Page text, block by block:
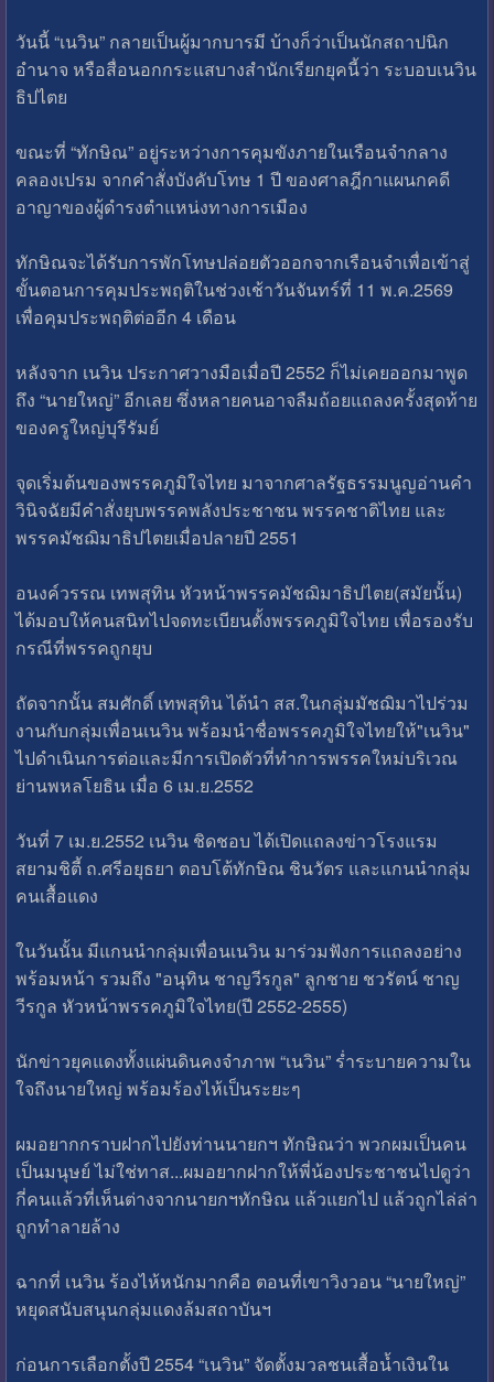
วันนี้ “เนวิน” กลายเป็นผู้มากบารมี บ้างก็ว่าเป็นนักสถาปนิก
อำนาจ หรือสื่อนอกกระแสบางสำนักเรียกยุคนี้ว่า ระบอบเนวิน
ธิปไตย
ขณะที่ “ทักษิณ” อยู่ระหว่างการคุมขังภายในเรือนจำกลาง
คลองเปรม จากคำสั่งบังคับโทษ 1 ปี ของศาลฎีกาแผนกคดี
อาญาของผู้ดำรงตำแหน่งทางการเมือง
ทักษิณจะได้รับการพักโทษปล่อยตัวออกจากเรือนจำเพื่อเข้าสู่
ขั้นตอนการคุมประพฤติในช่วงเช้าวันจันทร์ที่ 11 พ.ค.2569
เพื่อคุมประพฤติต่ออีก 4 เดือน
หลังจาก เนวิน ประกาศวางมือเมื่อปี 2552 ก็ไม่เคยออกมาพูด
ถึง “นายใหญ่” อีกเลย ซึ่งหลายคนอาจลืมถ้อยแถลงครั้งสุดท้าย
ของครูใหญ่บุรีรัมย์
จุดเริ่มต้นของพรรคภูมิใจไทย มาจากศาลรัฐธรรมนูญอ่านคำ
วินิจฉัยมีคำสั่งยุบพรรคพลังประชาชน พรรคชาติไทย และ
พรรคมัชฌิมาธิปไตยเมื่อปลายปี 2551
อนงค์วรรณ เทพสุทิน หัวหน้าพรรคมัชฌิมาธิปไตย(สมัยนั้น)
ได้มอบให้คนสนิทไปจดทะเบียนตั้งพรรคภูมิใจไทย เพื่อรองรับ
กรณีที่พรรคถูกยุบ
ถัดจากนั้น สมศักดิ์ เทพสุทิน ได้นำ สส.ในกลุ่มมัชฌิมาไปร่วม
งานกับกลุ่มเพื่อนเนวิน พร้อมนำชื่อพรรคภูมิใจไทยให้"เนวิน"
ไปดำเนินการต่อและมีการเปิดตัวที่ทำการพรรคใหม่บริเวณ
ย่านพหลโยธิน เมื่อ 6 เม.ย.2552
วันที่ 7 เม.ย.2552 เนวิน ชิดชอบ ได้เปิดแถลงข่าวโรงแรม
สยามชิตี้ ถ.ศรีอยุธยา ตอบโต้ทักษิณ ชินวัตร และแกนนำกลุ่ม
คนเสื้อแดง
ในวันนั้น มีแกนนำกลุ่มเพื่อนเนวิน มาร่วมฟังการแถลงอย่าง
พร้อมหน้า รวมถึง "อนุทิน ชาญวีรกูล" ลูกชาย ชวรัตน์ ชาญ
วีรกูล หัวหน้าพรรคภูมิใจไทย(ปี 2552-2555)
นักข่าวยุคแดงทั้งแผ่นดินคงจำภาพ “เนวิน” ร่ำระบายความใน
ใจถึงนายใหญ่ พร้อมร้องไห้เป็นระยะๆ
ผมอยากกราบฝากไปยังท่านนายกฯ ทักษิณว่า พวกผมเป็นคน
เป็นมนุษย์ ไม่ใช่ทาส...ผมอยากฝากให้พี่น้องประชาชนไปดูว่า
กี่คนแล้วที่เห็นต่างจากนายกฯทักษิณ แล้วแยกไป แล้วถูกไล่ล่า
ถูกทำลายล้าง
ฉากที่ เนวิน ร้องไห้หนักมากคือ ตอนที่เขาวิงวอน “นายใหญ่”
หยุดสนับสนุนกลุ่มแดงล้มสถาบันฯ
ก่อนการเลือกตั้งปี 2554 “เนวิน” จัดตั้งมวลชนเสื้อน้ำเงินใน